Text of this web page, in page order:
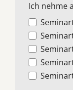
Ich nehme